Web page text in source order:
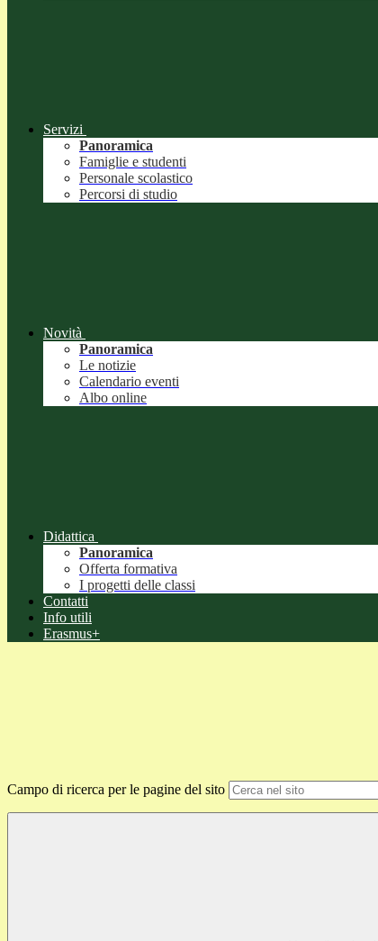
Servizi
Panoramica
Famiglie e studenti
Personale scolastico
Percorsi di studio
Novità
Panoramica
Le notizie
Calendario eventi
Albo online
Didattica
Panoramica
Offerta formativa
I progetti delle classi
Contatti
Info utili
Erasmus+
Campo di ricerca per le pagine del sito